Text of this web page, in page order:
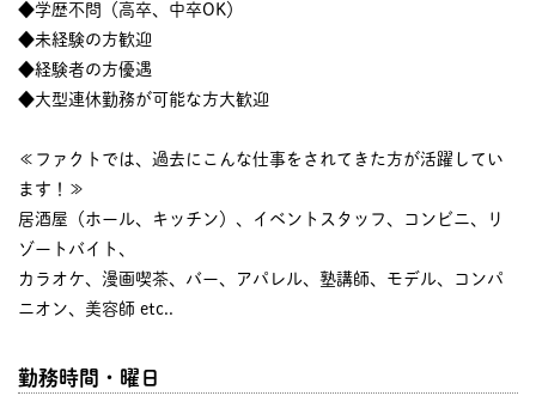
◆学歴不問（高卒、中卒OK）
◆未経験の方歓迎
◆経験者の方優遇
◆大型連休勤務が可能な方大歓迎
≪ファクトでは、過去にこんな仕事をされてきた方が活躍してい
ます！≫
居酒屋（ホール、キッチン）、イベントスタッフ、コンビニ、リ
ゾートバイト、
カラオケ、漫画喫茶、バー、アパレル、塾講師、モデル、コンパ
ニオン、美容師 etc..
勤務時間・曜日